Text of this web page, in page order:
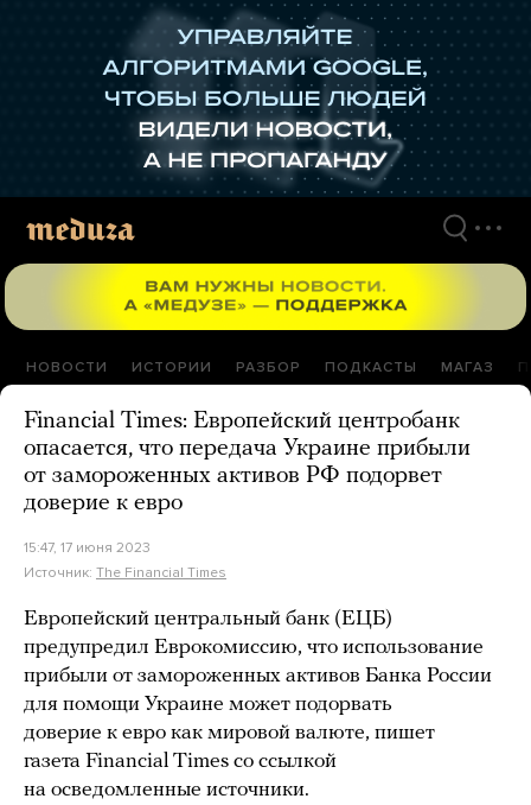
НОВОСТИ ИСТОРИИ РАЗБОР ПОДКАСТЫ МАГАЗ
Financial Times: Европейский центробанк
опасается, что передача Украине прибыли
от замороженных активов РФ подорвет
доверие к евро
15:47, 17 июня 2023
Источник: The Financial Times
Европейский центральный банк (ЕЦБ)
предупредил Еврокомиссию, что использование
прибыли от замороженных активов Банка России
для помощи Украине может подорвать
доверие к евро как мировой валюте, пишет
газета Financial Times со ссылкой
на осведомленные источники.